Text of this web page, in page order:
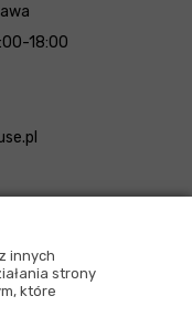
innych
strony
które
18:00